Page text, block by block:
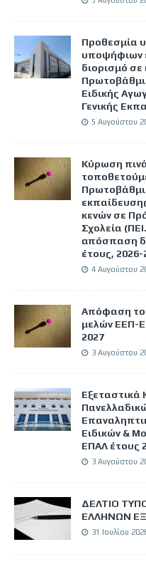
Προθεσμία
υποψήφιων
διορισμό σε
Ειδικής
Γενικής
5 Αυγούστου
Κύρωση
κενών σε
Σχολεία
απόσπαση
έτους, 2026-
4 Αυγούστου
Απόφαση
μελών ΕΕΠ-
2027
3 Αυγούστου
Εξεταστικά
Ειδικών &
ΕΠΑΛ έτους
3 Αυγούστου
ΔΕΛΤΙΟ
ΕΛΛΗΝΩΝ
31 Ιουλίου